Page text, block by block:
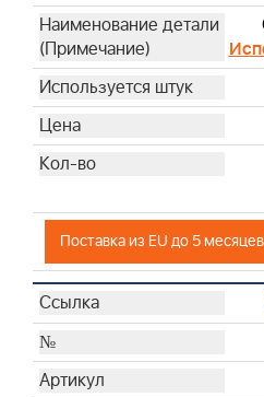
Поставка из EU до 5